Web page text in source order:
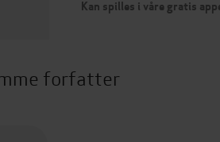
Kan spilles i våre gratis
forfatter